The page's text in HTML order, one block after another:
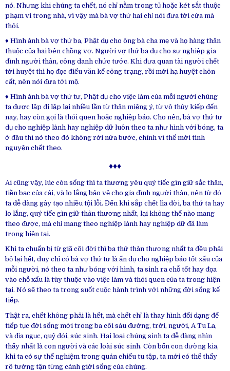
nó. Nhưng khi chúng ta chết, nó chỉ nằm trong tủ hoặc két sắt thuộc
phạm vi trong nhà, vì vậy mà bà vợ thứ hai chỉ nói đưa tới cửa mà
thôi.
♦ Hình ảnh bà vợ thứ ba, Phật dụ cho ông bà cha mẹ và họ hàng thân
thuộc của hai bên chồng vợ. Người vợ thứ ba dụ cho sự nghiệp gia
đình người thân, công danh chức tước. Khi đưa quan tài người chết
tới huyệt thì họ đọc điếu văn kể công trạng, rồi mới hạ huyệt chôn
cất, nên nói đưa tới mộ.
♦ Hình ảnh bà vợ thứ tư, Phật dụ cho việc làm của mỗi người chúng
ta được lập đi lập lại nhiều lần từ thân miệng ý, từ vô thủy kiếp đến
nay, hay còn gọi là thói quen hoặc nghiệp báo. Cho nên, bà vợ thứ tư
dụ cho nghiệp lành hay nghiệp dữ luôn theo ta như hình với bóng, ta
ở đâu thì nó theo đó không rời nửa bước, chính vì thế mới tình
nguyện chết theo.
♦♦♦
Ai cũng vậy, lúc còn sống thì ta thương yêu quý tiếc gìn giữ sắc thân,
tiền bạc của cải, và lo lắng bảo vệ cho gia đình người thân, nên từ đó
ta dễ dàng gây tạo nhiều tội lỗi. Đến khi sắp chết lìa đời, ba thứ ta hay
lo lắng, quý tiếc gìn giữ thân thương nhất, lại không thể nào mang
theo được, mà chỉ mang theo nghiệp lành hay nghiệp dữ đã làm
trong hiện tại.
Khi ta chuẩn bị từ giã cõi đời thì ba thứ thân thương nhất ta đều phải
bỏ lại hết, duy chỉ có bà vợ thứ tư là ẩn dụ cho nghiệp báo tốt xấu của
mỗi người, nó theo ta như bóng với hình, ta sinh ra chỗ tốt hay đọa
vào chỗ xấu là tùy thuộc vào việc làm và thói quen của ta trong hiện
tại. Nó sẽ theo ta trong suốt cuộc hành trình với những đời sống kế
tiếp.
Thật ra, chết không phải là hết, mà chết chỉ là thay hình đổi dạng để
tiếp tục đời sống mới trong ba cõi sáu đường, trời, người, A Tu La,
và địa ngục, quỷ đói, súc sinh. Hai loại chúng sinh ta dễ dàng nhìn
thấy nhất là con người và các loài súc sinh. Còn bốn con đường kia,
khi ta có sự thể nghiệm trong quán chiếu tu tập, ta mới có thể thấy
rõ tường tận từng cảnh giới sống của chúng.